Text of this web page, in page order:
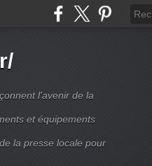
l'avenir de la
et équipements
la presse locale pour